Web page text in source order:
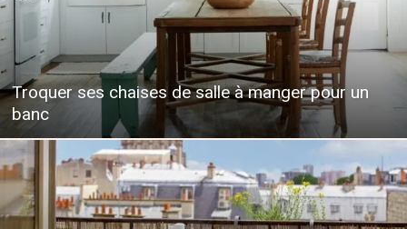
Troquer ses chaises de salle à manger pour un
banc